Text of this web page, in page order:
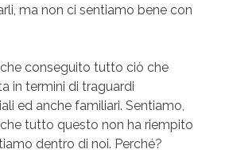
ma non ci sentiamo bene con
conseguito tutto ciò che
in termini di traguardi
ed anche familiari. Sentiamo,
tutto questo non ha riempito
dentro di noi. Perché?